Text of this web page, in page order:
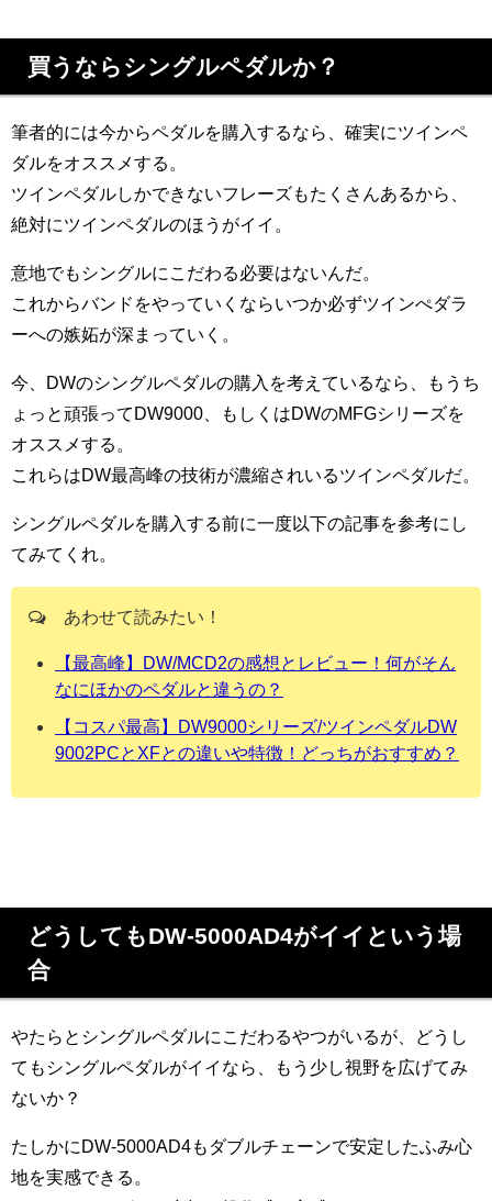
買うならシングルペダルか？
筆者的には今からペダルを購入するなら、確実にツインペ
ダルをオススメする。
ツインペダルしかできないフレーズもたくさんあるから、
絶対にツインペダルのほうがイイ。
意地でもシングルにこだわる必要はないんだ。
これからバンドをやっていくならいつか必ずツインぺダラ
ーへの嫉妬が深まっていく。
今、DWのシングルペダルの購入を考えているなら、もうち
ょっと頑張ってDW9000、もしくはDWのMFGシリーズを
オススメする。
これらはDW最高峰の技術が濃縮されいるツインペダルだ。
シングルペダルを購入する前に一度以下の記事を参考にし
てみてくれ。
あわせて読みたい！
【最高峰】DW/MCD2の感想とレビュー！何がそん
なにほかのペダルと違うの？
【コスパ最高】DW9000シリーズ/ツインペダルDW
9002PCとXFとの違いや特徴！どっちがおすすめ？
どうしてもDW-5000AD4がイイという場
合
やたらとシングルペダルにこだわるやつがいるが、どうし
てもシングルペダルがイイなら、もう少し視野を広げてみ
ないか？
たしかにDW-5000AD4もダブルチェーンで安定したふみ心
地を実感できる。